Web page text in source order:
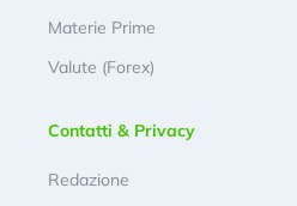
Materie Prime
Valute (Forex)
Contatti & Privacy
Redazione